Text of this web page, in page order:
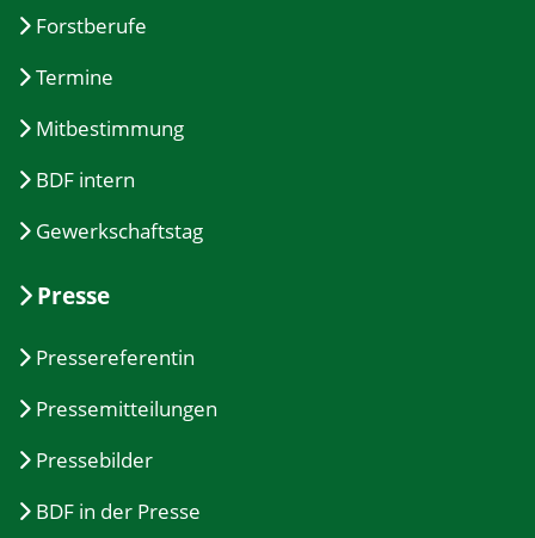
Forstberufe
Termine
Mitbestimmung
BDF intern
Gewerkschaftstag
Presse
Pressereferentin
Pressemitteilungen
Pressebilder
BDF in der Presse